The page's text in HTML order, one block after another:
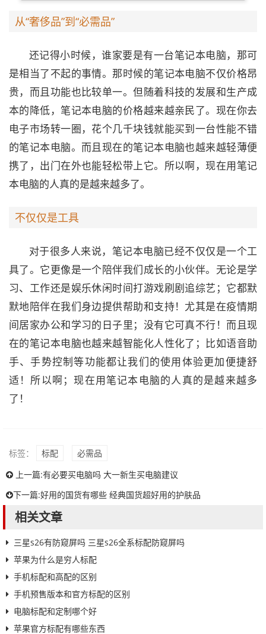
从“奢侈品”到“必需品”
还记得小时候，谁家要是有一台笔记本电脑，那可
是相当了不起的事情。那时候的笔记本电脑不仅价格昂
贵，而且功能也比较单一。但随着科技的发展和生产成
本的降低，笔记本电脑的价格越来越亲民了。现在你去
电子市场转一圈，花个几千块钱就能买到一台性能不错
的笔记本电脑。而且现在的笔记本电脑也越来越轻薄便
携了，出门在外也能轻松带上它。所以啊，现在用笔记
本电脑的人真的是越来越多了。
不仅仅是工具
对于很多人来说，笔记本电脑已经不仅仅是一个工
具了。它更像是一个陪伴我们成长的小伙伴。无论是学
习、工作还是娱乐休闲时间打游戏刷剧追综艺；它都默
默地陪伴在我们身边提供帮助和支持！尤其是在疫情期
间居家办公和学习的日子里；没有它可真不行！而且现
在的笔记本电脑也越来越智能化人性化了；比如语音助
手、手势控制等功能都让我们的使用体验更加便捷舒
适！所以啊；现在用笔记本电脑的人真的是越来越多
了！
标签： 标配
必需品
上一篇:有必要买电脑吗 大一新生买电脑建议
下一篇:好用的国货有哪些 经典国货超好用的护肤品
相关文章
三星s26有防窥屏吗 三星s26全系标配防窥屏吗
苹果为什么是穷人标配
手机标配和高配的区别
手机预售版本和官方标配的区别
电脑标配和定制哪个好
苹果官方标配有哪些东西